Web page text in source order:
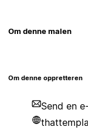
Om denne malen
Om denne oppretteren
Send en